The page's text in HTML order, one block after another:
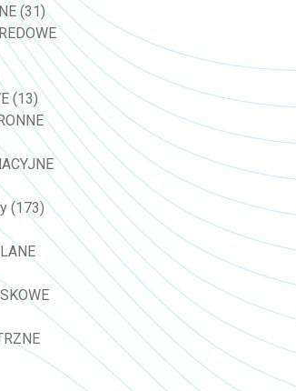
(31)
(13)
(173)